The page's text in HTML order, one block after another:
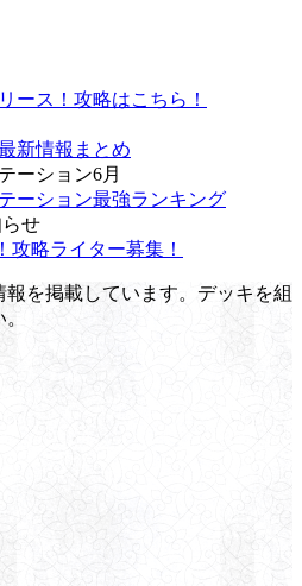
ース！攻略はこちら！
新情報まとめ
ーション6月
ーション最強ランキング
らせ
攻略ライター募集！
を掲載しています。デッキを組